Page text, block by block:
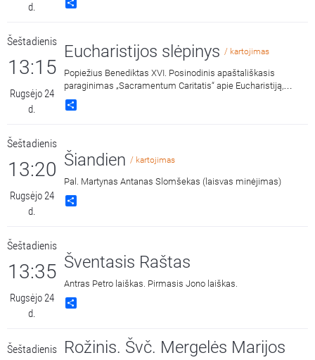
d.
Šeštadienis
13:15
Rugsėjo 24
d.
Eucharistijos slėpinys / kartojimas
Popiežius Benediktas XVI. Posinodinis apaštališkasis
paraginimas „Sacramentum Caritatis“ apie Eucharistiją,
Bažnyčios gyvenimo ir misijos versmę ir šaltinį. Skaito Laimis
Krunglevičius.
Šeštadienis
13:20
Rugsėjo 24
d.
Šiandien / kartojimas
Pal. Martynas Antanas Slomšekas (laisvas minėjimas)
Šeštadienis
13:35
Rugsėjo 24
d.
Šventasis Raštas
Antras Petro laiškas. Pirmasis Jono laiškas.
Šeštadienis
Rožinis. Švč. Mergelės Marijos